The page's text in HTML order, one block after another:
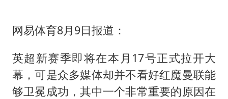
CIA被曝已秘密设立古巴工作组
我国编制完成新版全月地质图
网易体育8月9日报道：
英超新赛季即将在本月17号正式拉开大
幕，可是众多媒体却并不看好红魔曼联能
够卫冕成功，其中一个非常重要的原因在